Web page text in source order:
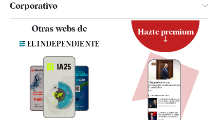
Corporativo
Contacto
Quiénes somos
Especificaciones
Otras webs de Hazte premium